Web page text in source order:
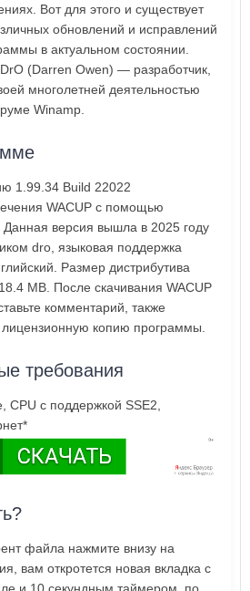
Вот для этого и существует
обновлений и исправлений
в актуальном состоянии.
(Darren Owen) — разработчик,
многолетней деятельностью
Winamp.
1.99.34 Build 22022
WACUP с помощью
Данная версия вышла в 2025 году
dro, языковая поддержка
Размер дистрибутива
MB. После скачивания WACUP
комментарий, также
лицензионную копию программы.
требования
CPU с поддержкой SSE2,
файла нажмите внизу на
вам откротется новая вкладка с
и 10 секундным таймером, по